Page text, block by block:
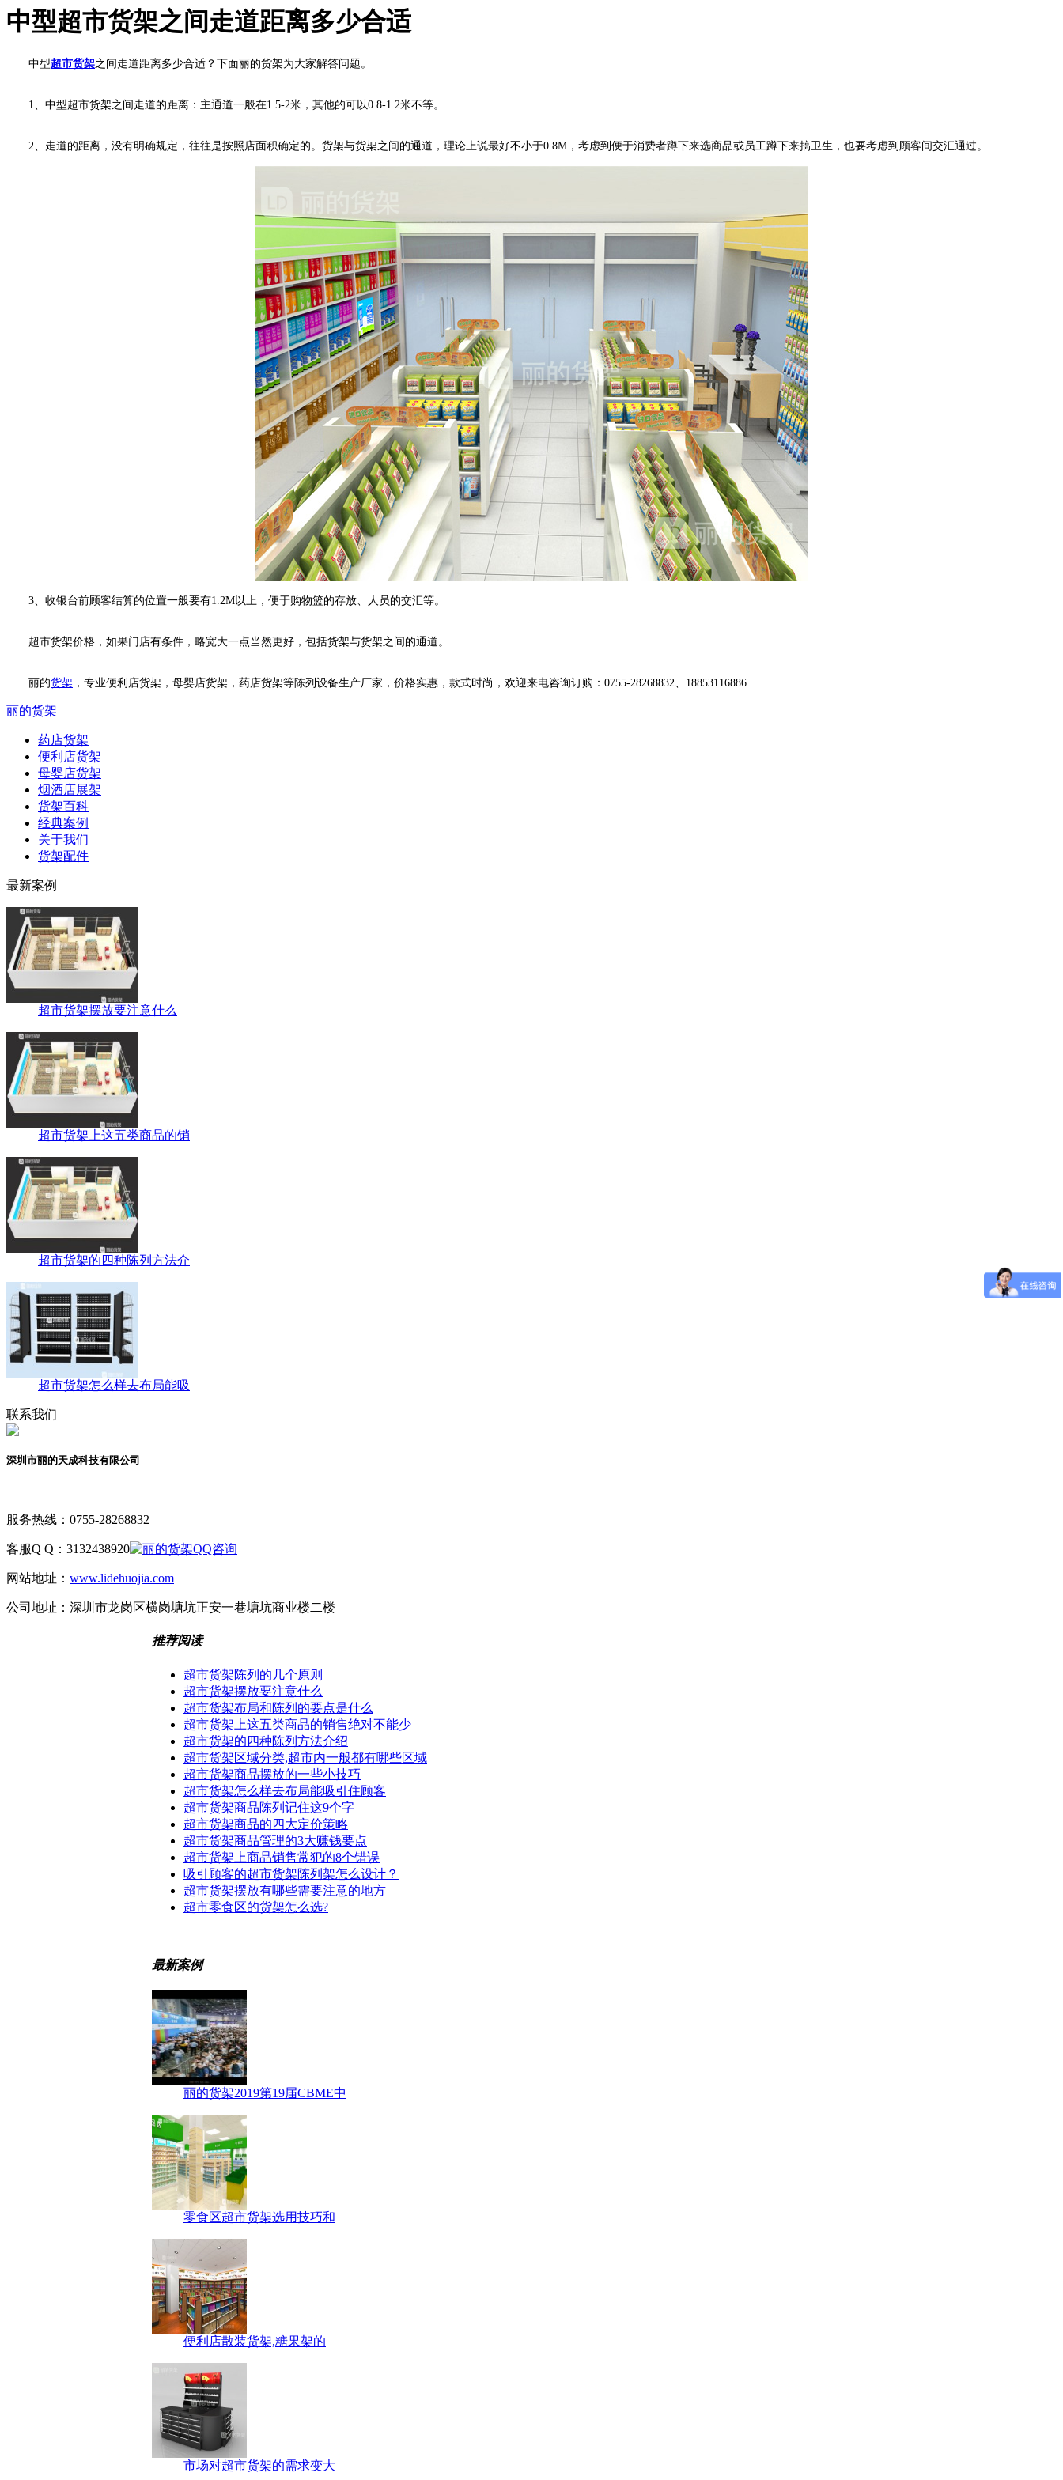
中型超市货架之间走道距离多少合适
中型超市货架之间走道距离多少合适？下面丽的货架为大家解答问题。
1、中型超市货架之间走道的距离：主通道一般在1.5-2米，其他的可以0.8-1.2米不等。
2、走道的距离，没有明确规定，往往是按照店面积确定的。货架与货架之间的通道，理论上说最好不小于0.8M，考虑到便于消费者蹲下来选商品或员工蹲下来搞卫生，也要考虑到顾客间交汇通过。
3、收银台前顾客结算的位置一般要有1.2M以上，便于购物篮的存放、人员的交汇等。
超市货架价格，如果门店有条件，略宽大一点当然更好，包括货架与货架之间的通道。
丽的货架 ，专业便利店货架，母婴店货架，药店货架等陈列设备生产厂家，价格实惠，款式时尚，欢迎来电咨询订购：0755-28268832、18853116886
丽的货架
药店货架
便利店货架
母婴店货架
烟酒店展架
货架百科
经典案例
关于我们
货架配件
最新案例
超市货架摆放要注意什么
超市货架上这五类商品的销
超市货架的四种陈列方法介
超市货架怎么样去布局能吸
联系我们
深圳市丽的天成科技有限公司
服务热线： 0755-28268832
客服Q Q： 3132438920
网站地址： www.lidehuojia.com
公司地址： 深圳市龙岗区横岗塘坑正安一巷塘坑商业楼二楼
推荐阅读
超市货架陈列的几个原则
超市货架摆放要注意什么
超市货架布局和陈列的要点是什么
超市货架上这五类商品的销售绝对不能少
超市货架的四种陈列方法介绍
超市货架区域分类,超市内一般都有哪些区域
超市货架商品摆放的一些小技巧
超市货架怎么样去布局能吸引住顾客
超市货架商品陈列记住这9个字
超市货架商品的四大定价策略
超市货架商品管理的3大赚钱要点
超市货架上商品销售常犯的8个错误
吸引顾客的超市货架陈列架怎么设计？
超市货架摆放有哪些需要注意的地方
超市零食区的货架怎么选?
最新案例
丽的货架2019第19届CBME中
零食区超市货架选用技巧和
便利店散装货架,糖果架的
市场对超市货架的需求变大